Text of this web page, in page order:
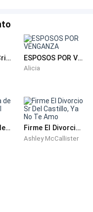
en el sofá,
de él, la piel de ella,
real. Una
contra el suelo y
herida abierta. El
Andrea chilló,
mientras
Lágrimas de Cristal ESPOSOS POR VENGANZA
Alicia
La Venganza de la Exesposa del Multimillonario Firme El Divorcio Sr Del Castillo, Ya No Te Amo
Ashley McCallister